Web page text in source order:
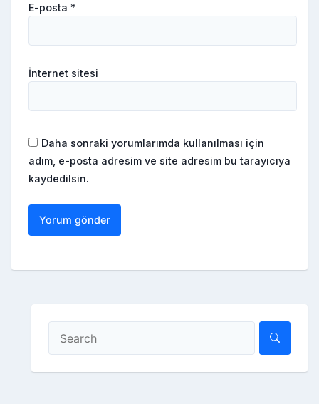
E-posta *
İnternet sitesi
Daha sonraki yorumlarımda kullanılması için
adım, e-posta adresim ve site adresim bu tarayıcıya
kaydedilsin.